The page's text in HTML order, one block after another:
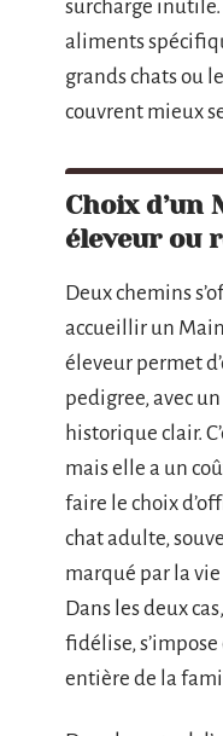
surcharge
aliments
grands chats ou
couvrent mieux
Choix d’un
éleveur ou
Deux chemins
accueillir un
éleveur permet
pedigree, avec
historique clair.
mais elle a un
faire le choix
chat adulte,
marqué par la
Dans les deux
fidélise,
entière de la